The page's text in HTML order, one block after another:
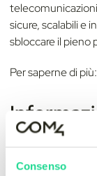
Consenso
sicure, scalabili e
sbloccare il pieno
Per saperne di più:
MAVOCO è una
piattaforma di